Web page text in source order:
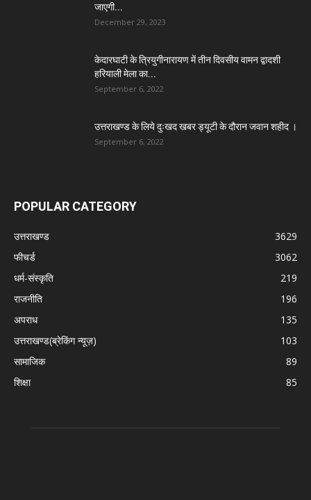
जाएगी...
December 29, 2023
केदारघाटी के त्रियुगीनारायण में तीन दिवसीय वामन द्वादशी
हरियाली मेला का...
September 6, 2022
उत्तराखण्ड के लिये दुःखद खबर ड्यूटी के दौरान जवान शहीद ।
September 6, 2022
POPULAR CATEGORY
उत्तराखण्ड
3629
फीचर्ड
3062
धर्म-संस्कृति
219
राजनीति
196
अपराध
135
उत्तराखण्ड(ब्रेकिंग न्यूज़)
103
सामाजिक
89
शिक्षा
85